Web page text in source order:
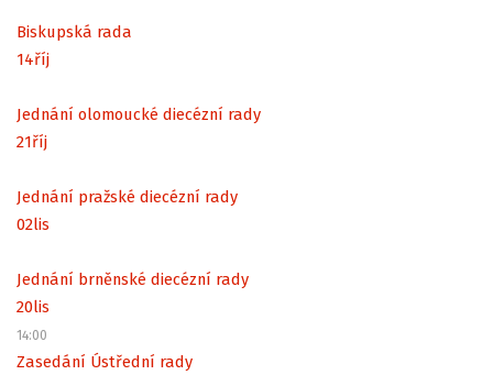
Biskupská rada
14říj
Jednání olomoucké diecézní rady
21říj
Jednání pražské diecézní rady
02lis
Jednání brněnské diecézní rady
20lis
14:00
Zasedání Ústřední rady